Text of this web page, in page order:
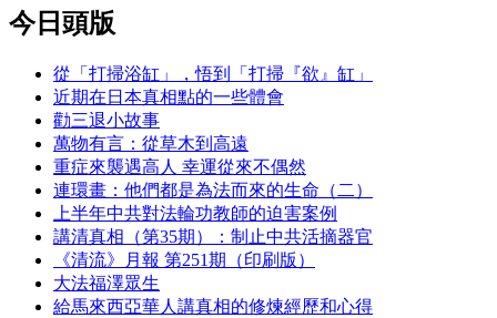
今日頭版
從「打掃浴缸」，悟到「打掃『欲』缸」
近期在日本真相點的一些體會
勸三退小故事
萬物有言：從草木到高遠
重症來襲遇高人 幸運從來不偶然
連環畫：他們都是為法而來的生命（二）
上半年中共對法輪功教師的迫害案例
講清真相（第35期）：制止中共活摘器官
《清流》月報 第251期（印刷版）
大法福澤眾生
給馬來西亞華人講真相的修煉經歷和心得